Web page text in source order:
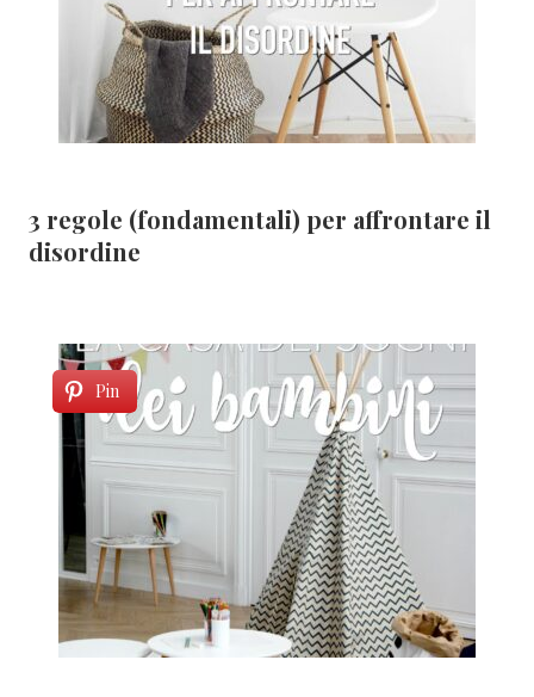
3 regole (fondamentali) per affrontare il
disordine
Pin